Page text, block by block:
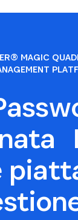
MAGIC